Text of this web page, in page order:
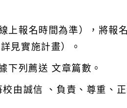
報名時間為準），將報
見實施計畫）。
下列薦送 文章篇數。
由誠信 、負責、尊重、